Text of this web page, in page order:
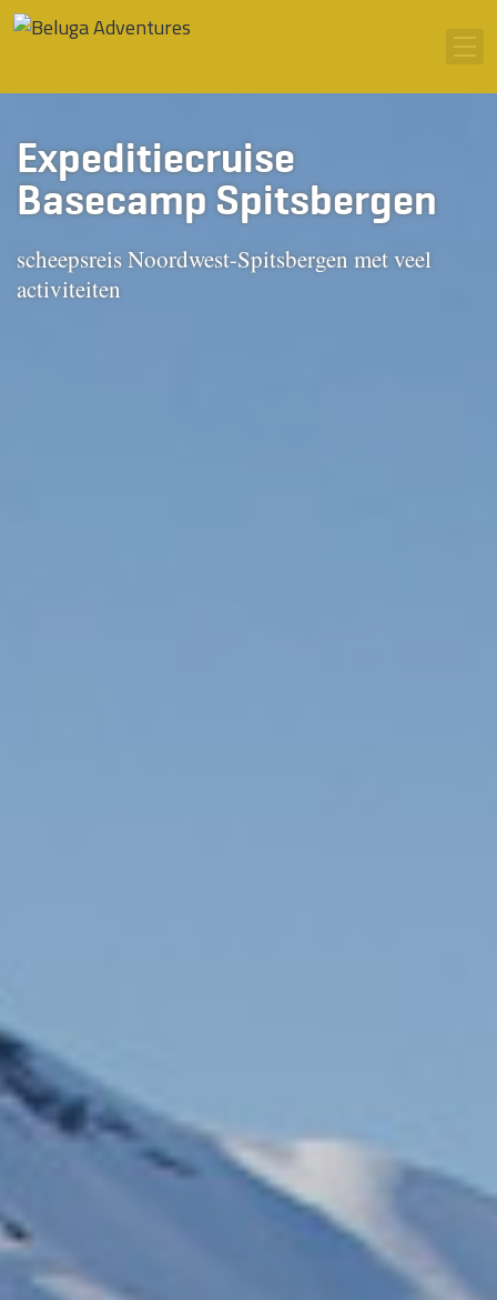
Ga naar inhoud
Expeditiecruise
Basecamp Spitsbergen
scheepsreis Noordwest-Spitsbergen met veel
activiteiten